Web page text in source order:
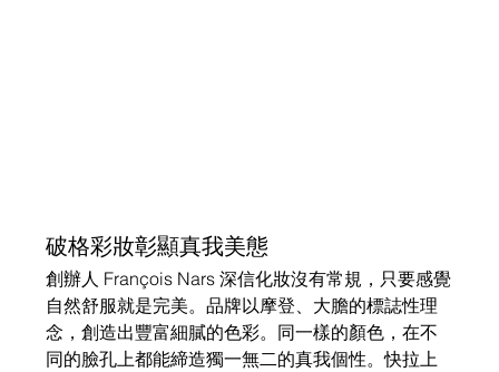
破格彩妝彰顯真我美態
創辦人 François Nars 深信化妝沒有常規，只要感覺
自然舒服就是完美。品牌以摩登、大膽的標誌性理
念，創造出豐富細膩的色彩。同一樣的顏色，在不
同的臉孔上都能締造獨一無二的真我個性。快拉上